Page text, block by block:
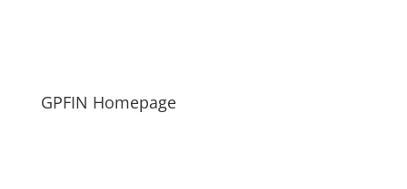
GPFIN Homepage